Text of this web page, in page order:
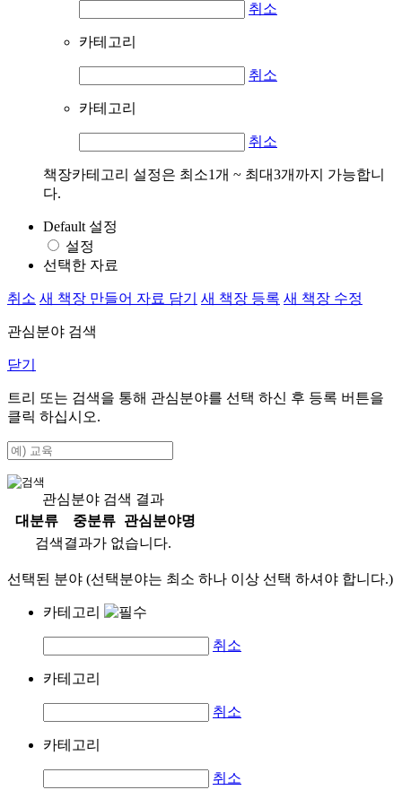
취소
카테고리
취소
카테고리
취소
책장카테고리 설정은 최소1개 ~ 최대3개까지 가능합니
다.
Default 설정
설정
선택한 자료
취소 새 책장 만들어 자료 담기 새 책장 등록 새 책장 수정
관심분야 검색
닫기
트리 또는 검색을 통해 관심분야를 선택 하신 후 등록 버튼을
클릭 하십시오.
관심분야 검색 결과
대분류
중분류
관심분야명
검색결과가 없습니다.
선택된 분야 (선택분야는 최소 하나 이상 선택 하셔야 합니다.)
카테고리
취소
카테고리
취소
카테고리
취소